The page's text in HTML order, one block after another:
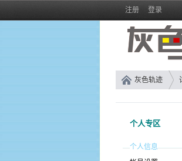
注册 登录
灰色轨迹
个人专区
个人信息